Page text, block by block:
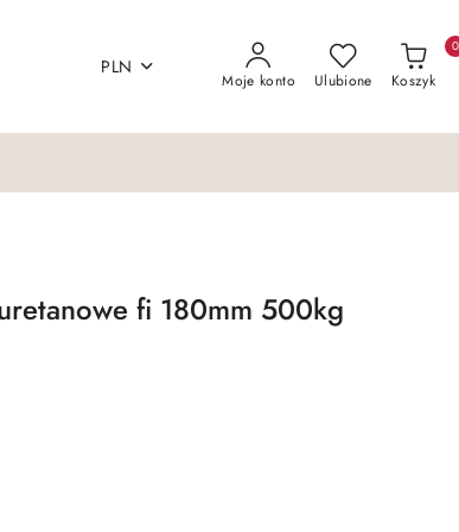
PLN
Moje konto Ulubione Koszyk
0
fi 180mm 500kg